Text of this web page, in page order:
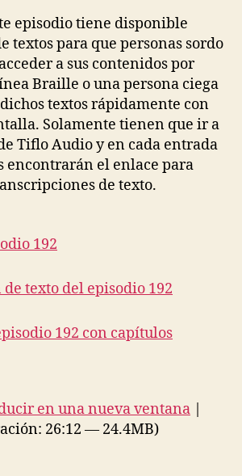
episodio tiene disponible
textos para que personas sordo
a sus contenidos por
Braille o una persona ciega
textos rápidamente con
Solamente tienen que ir a
Tiflo Audio y en cada entrada
encontrarán el enlace para
de texto.
192
texto del episodio 192
192 con capítulos
en una nueva ventana
26:12 — 24.4MB)